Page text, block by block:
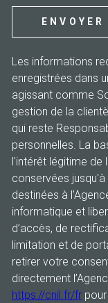
ENVOYER
Les informations
enregistrées dans
agissant comme
gestion de la
qui reste
personnelles. La
l'intérêt légitime de
conservées
destinées à
informatique et
d’accès, de
limitation et de
retirer votre
directement
https://cnil.fr/fr